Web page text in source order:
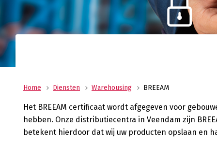
Uw allround logistiek dienstverlener met
wereldwijd netwerk? Oldenburger|Fritom
beste logistieke oplossing voor uw
Home Diensten Warehousing BREEAM
Het BREEAM certificaat wordt afgegeven voor
hebben. Onze distributiecentra in Veendam zijn
betekent hierdoor dat wij uw producten opslaan en